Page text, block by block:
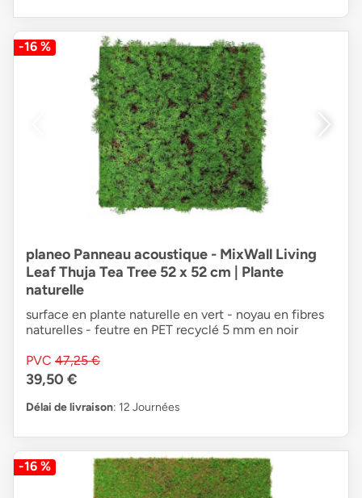
-16 %
planeo Panneau acoustique - MixWall Living
Leaf Thuja Tea Tree 52 x 52 cm | Plante
naturelle
surface en plante naturelle en vert - noyau en fibres
naturelles - feutre en PET recyclé 5 mm en noir
PVC 47,25 €
39,50 €
Délai de livraison: 12 Journées
-16 %